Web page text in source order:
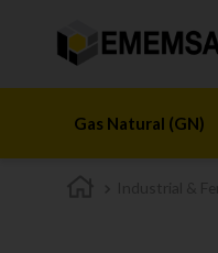
Gas Natural (GN)